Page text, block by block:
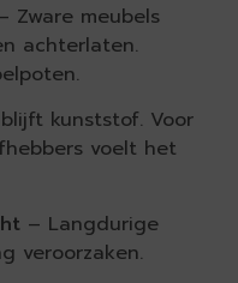
Zware meubels
achterlaten.
kunststof. Voor
voelt het
– Langdurige
veroorzaken.